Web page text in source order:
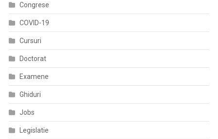
Clawback
Congrese
COVID-19
Cursuri
Doctorat
Examene
Ghiduri
Jobs
Legislatie